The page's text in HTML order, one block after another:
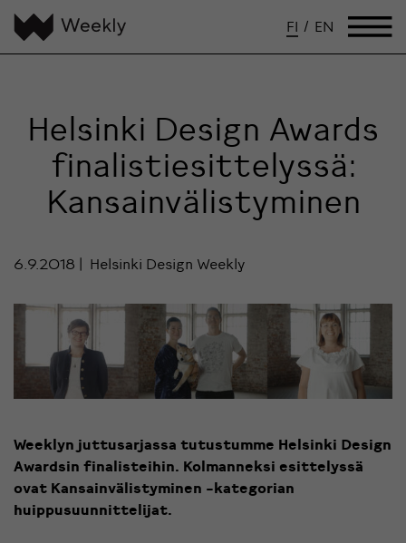
FI / EN
Helsinki Design Awards
finalistiesittelyssä:
Kansainvälistyminen
6.9.2018 Helsinki Design Weekly
Weeklyn juttusarjassa tutustumme Helsinki Design
Awardsin finalisteihin. Kolmanneksi esittelyssä
ovat Kansainvälistyminen -kategorian
huippusuunnittelijat.